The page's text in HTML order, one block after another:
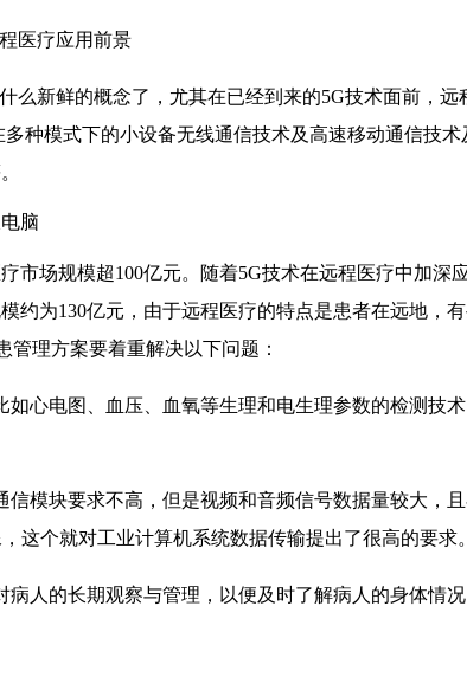
医疗应用前景
新鲜的概念了，尤其在已经到来的5G技术面前，远
种模式下的小设备无线通信技术及高速移动通信技术
市场规模超100亿元。随着5G技术在远程医疗中加深
为130亿元，由于远程医疗的特点是患者在远地，
理方案要着重解决以下问题：
心电图、血压、血氧等生理和电生理参数的检测技
模块要求不高，但是视频和音频信号数据量较大，
这个就对工业计算机系统数据传输提出了很高的要求。
人的长期观察与管理，以便及时了解病人的身体情